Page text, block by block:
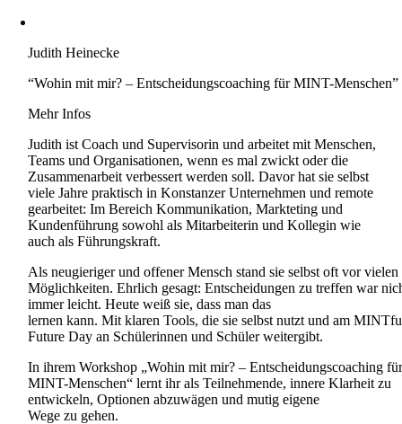
Judith Heinecke
“Wohin mit mir? – Entscheidungscoaching für MINT-Menschen”
Mehr Infos
Judith ist Coach und Supervisorin und arbeitet mit Menschen,
Teams und Organisationen, wenn es mal zwickt oder die
Zusammenarbeit verbessert werden soll. Davor hat sie selbst
viele Jahre praktisch in Konstanzer Unternehmen und remote
gearbeitet: Im Bereich Kommunikation, Markteting und
Kundenführung sowohl als Mitarbeiterin und Kollegin wie
auch als Führungskraft.
Als neugieriger und offener Mensch stand sie selbst oft vor vielen
Möglichkeiten. Ehrlich gesagt: Entscheidungen zu treffen war
immer leicht. Heute weiß sie, dass man das
lernen kann. Mit klaren Tools, die sie selbst nutzt und am
Future Day an Schülerinnen und Schüler weitergibt.
In ihrem Workshop „Wohin mit mir? – Entscheidungscoaching
MINT-Menschen“ lernt ihr als Teilnehmende, innere Klarheit zu
entwickeln, Optionen abzuwägen und mutig eigene
Wege zu gehen.